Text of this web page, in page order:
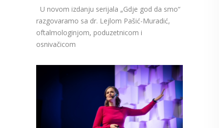
U novom izdanju serijala „Gdje god da smo“
razgovaramo sa dr. Lejlom Pašić-Muradić,
oftalmologinjom, poduzetnicom i
osnivačicom